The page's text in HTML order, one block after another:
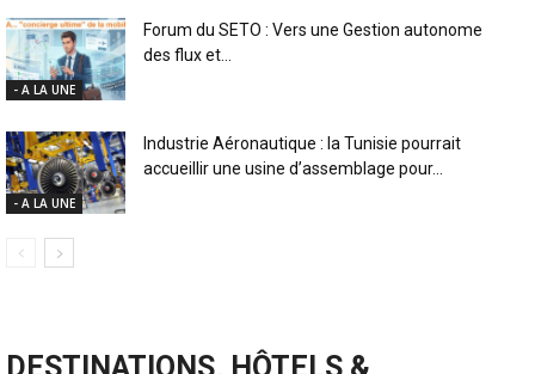
- A LA UNE
Forum du SETO : Vers une Gestion autonome
des flux et...
- A LA UNE
Industrie Aéronautique : la Tunisie pourrait
accueillir une usine d’assemblage pour...